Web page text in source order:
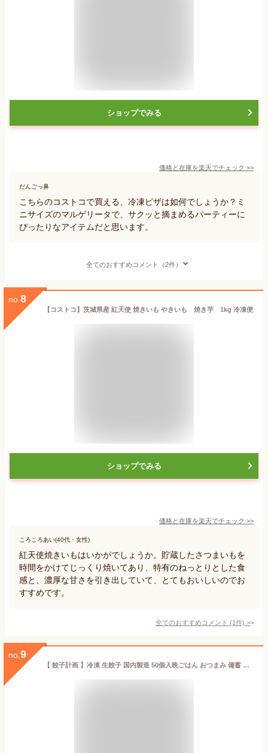
ショップでみる
価格と在庫を楽天でチェック >>
だんごっ鼻
こちらのコストコで買える、冷凍ピザは如何でしょうか？ミ
ニサイズのマルゲリータで、サクッと摘まめるパーティーに
ぴったりなアイテムだと思います。
全てのおすすめコメント（2件）
no. 8
【コストコ】茨城県産 紅天使 焼きいも やきいも 焼き芋 1kg 冷凍便
ショップでみる
価格と在庫を楽天でチェック >>
ころころあい(40代・女性)
紅天使焼きいもはいかがでしょうか。貯蔵したさつまいもを
時間をかけてじっくり焼いてあり、特有のねっとりとした食
感と、濃厚な甘さを引き出していて、とてもおいしいのでお
すすめです。
全てのおすすめコメント (1件) >
no. 9
【 餃子計画 】冷凍 生餃子 国内製造 50個入晩ごはん おつまみ 備蓄 非常用 ギフトクール冷凍便 おいしい ぎょうざ 冷凍食品 男性